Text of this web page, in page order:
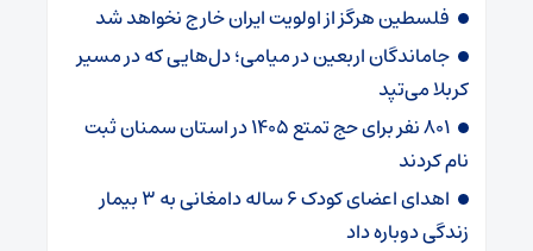
فلسطین هرگز از اولویت ایران خارج نخواهد شد
جاماندگان اربعین در میامی؛ دل‌هایی که در مسیر
کربلا می‌تپد
۸۰۱ نفر برای حج تمتع ۱۴۰۵ در استان سمنان ثبت
نام کردند
اهدای اعضای کودک ۶ ساله دامغانی به ۳ بیمار
زندگی دوباره داد